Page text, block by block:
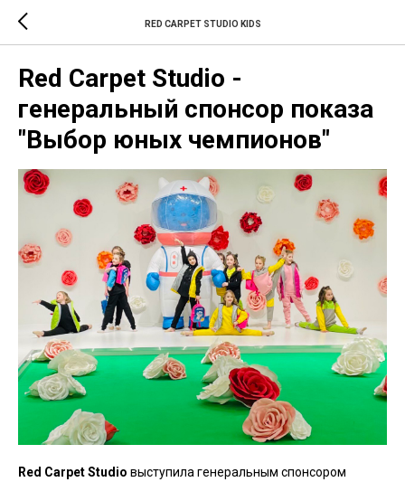
RED CARPET STUDIO KIDS
Red Carpet Studio -
генеральный спонсор показа
"Выбор юных чемпионов"
Red Carpet Studio выступила генеральным спонсором